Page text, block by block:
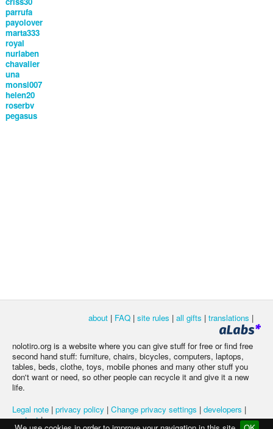
parrufa
payolover
marta333
royal
nuriaben
chavalier
una
monsi007
helen20
roserbv
pegasus
about | FAQ | site rules | all gifts | translations |
nolotiro.org is a website where you can give stuff for free or find free
second hand stuff: furniture, chairs, bicycles, computers, laptops,
tables, beds, clothe, toys, mobile phones and many other stuff you
don't want or need, so other people can recycle it and give it a new
life.
Legal note | privacy policy | Change privacy settings | developers |
contact|